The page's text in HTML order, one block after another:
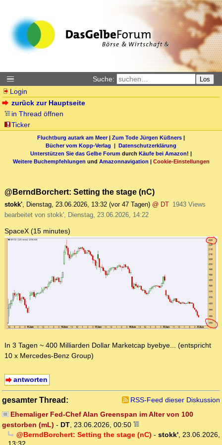
Suche: Los
Login
zurück zur Hauptseite
in Thread öffnen
Ticker
Fluchtburg autark am Meer| Zum Tode Jürgen Küßners |
Bücher vom Kopp-Verlag | Datenschutzerklärung
Unterstützen Sie das Gelbe Forum durch Käufe bei Amazon! |
Weitere Buchempfehlungen und Amazonnavigation | Cookie-Einstellungen
@BerndBorchert: Setting the stage (nC)
stokk', Dienstag, 23.06.2026, 13:32 (vor 47 Tagen) @ DT 1943 Views
bearbeitet von stokk', Dienstag, 23.06.2026, 14:22
SpaceX (15 minutes)
In 3 Tagen ~ 400 Milliarden Dollar Marketcap byebye... (entspricht
10 x Mercedes-Benz Group)
antworten
gesamter Thread:
RSS-Feed dieser Diskussion
Ehemaliger Fed-Chef Alan Greenspan im Alter von 100
gestorben (mL) - DT 23.06.2026, 00:50
@BerndBorchert: Setting the stage (nC) - stokk', 23.06.2026,